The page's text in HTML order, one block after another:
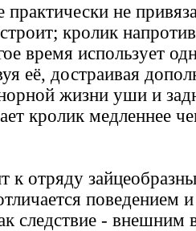
не
кролик
время использует
её, достраивая
жизни уши и
кролик медленнее
к отряду
поведением
следствие - внешним